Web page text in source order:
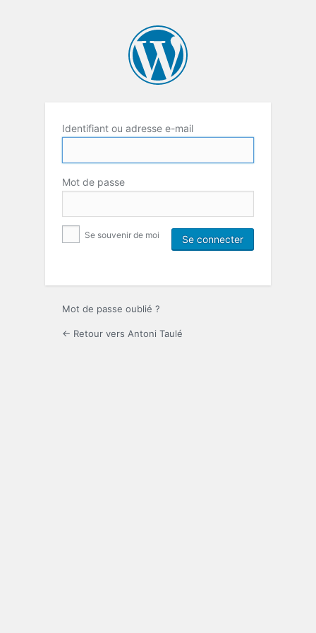
Identifiant ou adresse e-mail
Mot de passe
Se souvenir de moi
Mot de passe oublié ?
← Retour vers Antoni Taulé